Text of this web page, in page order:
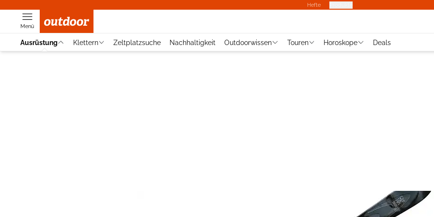
Hefte
Menü
Ausrüstung Klettern Zeltplatzsuche Nachhaltigkeit Outdoorwissen Touren Horoskope Deals